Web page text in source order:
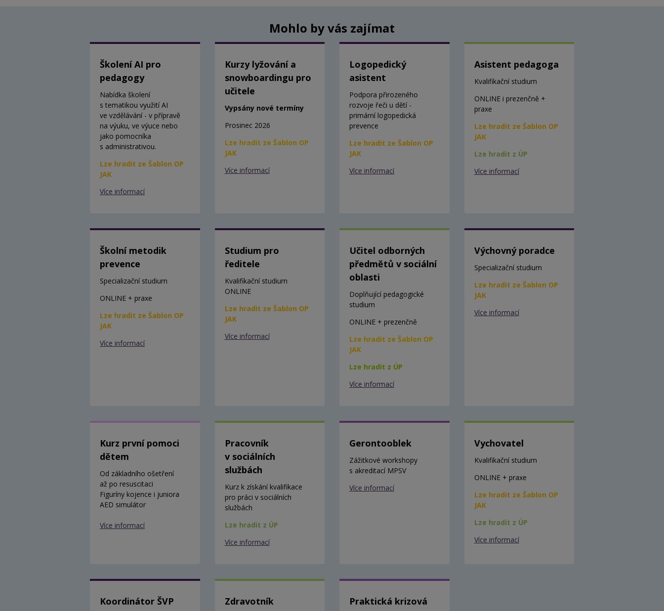
Mohlo by vás zajímat
Školení AI pro
pedagogy
Nabídka školení
s tematikou využití AI
ve vzdělávání - v přípravě
na výuku, ve výuce nebo
jako pomocníka
s administrativou.
Lze hradit ze Šablon OP
JAK
Více informací
Kurzy lyžování a
snowboardingu pro
učitele
Vypsány nové termíny
Prosinec 2026
Lze hradit ze Šablon OP
JAK
Více informací
Logopedický
asistent
Podpora přirozeného
rozvoje řeči u dětí -
primární logopedická
prevence
Lze hradit ze Šablon OP
JAK
Více informací
Asistent pedagoga
Kvalifikační studium
ONLINE i prezenčně +
praxe
Lze hradit ze Šablon OP
JAK
Lze hradit z ÚP
Více informací
Školní metodik
prevence
Specializační studium
ONLINE + praxe
Lze hradit ze Šablon OP
JAK
Více informací
Studium pro
ředitele
Kvalifikační studium
ONLINE
Lze hradit ze Šablon OP
JAK
Více informací
Učitel odborných
předmětů v sociální
oblasti
Doplňující pedagogické
studium
ONLINE + prezenčně
Lze hradit ze Šablon OP
JAK
Lze hradit z ÚP
Více informací
Výchovný poradce
Specializační studium
Lze hradit ze Šablon OP
JAK
Více informací
Kurz první pomoci
dětem
Od základního ošetření
až po resuscitaci
Figuríny kojence i juniora
AED simulátor
Více informací
Pracovník
v sociálních
službách
Kurz k získání kvalifikace
pro práci v sociálních
službách
Lze hradit z ÚP
Více informací
Gerontooblek
Zážitkové workshopy
s akreditací MPSV
Více informací
Vychovatel
Kvalifikační studium
ONLINE + praxe
Lze hradit ze Šablon OP
JAK
Lze hradit z ÚP
Více informací
Koordinátor ŠVP
Zdravotník
Praktická krizová